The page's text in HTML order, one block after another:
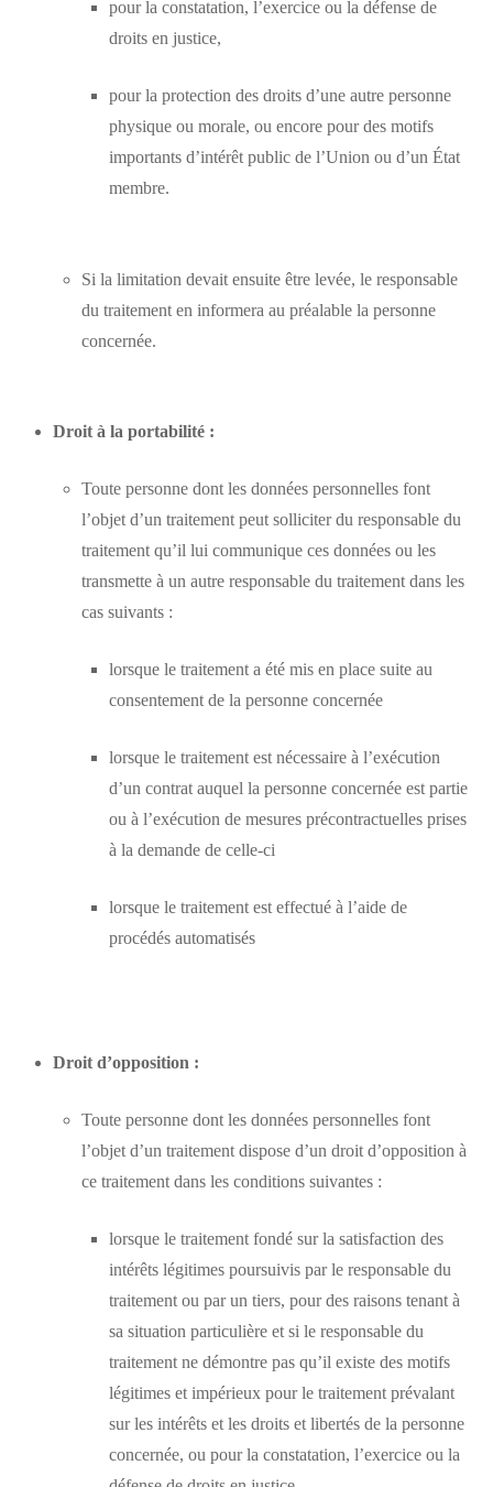
pour la constatation, l’exercice ou la défense de
droits en justice,
pour la protection des droits d’une autre personne
physique ou morale, ou encore pour des motifs
importants d’intérêt public de l’Union ou d’un État
membre.
Si la limitation devait ensuite être levée, le responsable
du traitement en informera au préalable la personne
concernée.
Droit à la portabilité :
Toute personne dont les données personnelles font
l’objet d’un traitement peut solliciter du responsable du
traitement qu’il lui communique ces données ou les
transmette à un autre responsable du traitement dans les
cas suivants :
lorsque le traitement a été mis en place suite au
consentement de la personne concernée
lorsque le traitement est nécessaire à l’exécution
d’un contrat auquel la personne concernée est partie
ou à l’exécution de mesures précontractuelles prises
à la demande de celle-ci
lorsque le traitement est effectué à l’aide de
procédés automatisés
Droit d’opposition :
Toute personne dont les données personnelles font
l’objet d’un traitement dispose d’un droit d’opposition à
ce traitement dans les conditions suivantes :
lorsque le traitement fondé sur la satisfaction des
intérêts légitimes poursuivis par le responsable du
traitement ou par un tiers, pour des raisons tenant à
sa situation particulière et si le responsable du
traitement ne démontre pas qu’il existe des motifs
légitimes et impérieux pour le traitement prévalant
sur les intérêts et les droits et libertés de la personne
concernée, ou pour la constatation, l’exercice ou la